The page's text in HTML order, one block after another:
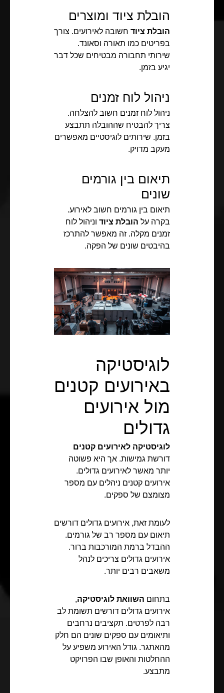
הובלת ציוד ומוצרים
הובלת ציוד חשובה לאירועים. צורך
בפריטים כמו תאורה וסאונד.
שירותי תחבורה מבטיחים שכל דבר
יגיע בזמן.
ניהול לוח זמנים
ניהול לוח זמנים חשוב להצלחה.
צריך להבטיח שההובלה תתבצע
בזמן. שירותים לוגיסטיים מאפשרים
מעקב מדויק.
תיאום בין גורמים
שונים
תיאום בין גורמים חשוב לאירוע.
בקרה על הובלת ציוד וניהול לוח
זמנים מקלה. זה מאפשר להתרכז
בהיבטים שונים של הפקה.
לוגיסטיקה
באירועים קטנים
מול אירועים
גדולים
לוגיסטיקה לאירועים קטנים
דורשת גמישות. אך היא פשוטה
יותר מאשר לאירועים גדולים.
אירועים קטנים ניהלים עם מספר
מצומצם של ספקים.
לעומת זאת, אירועים גדולים דורשים
תיאום עם מספר רב של גורמים.
ההבדל ברמת המורכבות ברור.
אירועים גדולים צריכים לנהל
משאבים רבים יותר.
בתחום השוואת לוגיסטיקה,
אירועים גדולים דורשים תשומת לב
רבה לפרטים. תקציבים נרחבים
ותיאומים עם ספקים שונים הם חלק
מהאתגר. גודל האירוע משפיע על
ההחלטות והאופן שבו הפרויקט
מתבצע.